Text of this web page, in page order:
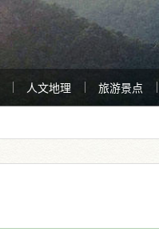
人文地理 旅游景点